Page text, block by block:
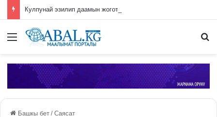
Меню
Башкы бет / Саясат